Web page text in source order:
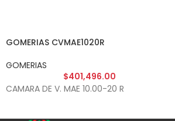
GOMERIAS CVMAE1020R
GOMERIAS
$401,496.00
CAMARA DE V. MAE 10.00-20 R